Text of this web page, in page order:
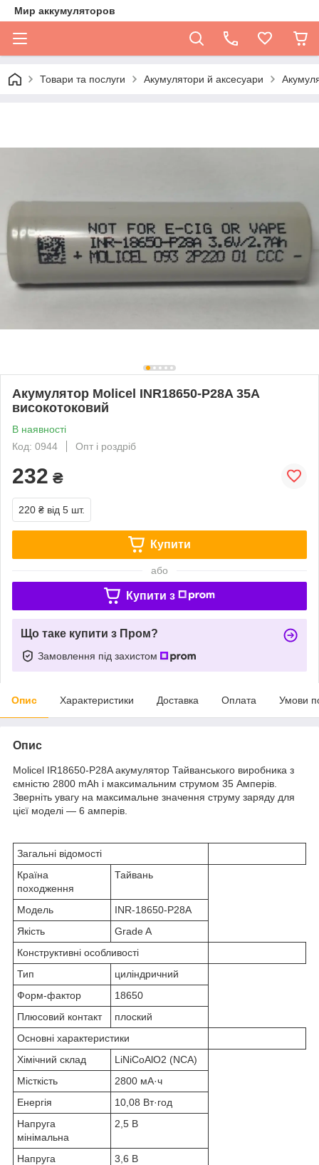
Мир аккумуляторов
Товари та послуги Акумулятори й аксесуари
Акумулятор Molicel INR18650-P28A 35A
високотоковий
В наявності
Код: 0944
Опт і роздріб
232 ₴
220 ₴ від 5 шт.
Купити
або
Купити з
Що таке купити з Пром?
Замовлення під захистом
Опис Характеристики Доставка Оплата Умови
Опис
Molicel IR18650-P28A акумулятор Тайванського виробника з
ємністю 2800 mAh і максимальним струмом 35 Амперів.
Зверніть увагу на максимальне значення струму заряду для
цієї моделі — 6 амперів.
Загальні відомості
Країна
походження
Тайвань
Модель
INR-18650-P28A
Якість
Grade A
Конструктивні особливості
Тип
циліндричний
Форм-фактор
18650
Плюсовий контакт
плоский
Основні характеристики
Хімічний склад
LiNiCoAlO2 (NCA)
Місткість
2800 мА·ч
Енергія
10,08 Вт·год
Напруга
мінімальна
2,5 В
Напруга
3,6 В